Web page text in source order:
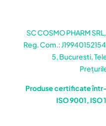
SC COSMO PHARM
Reg. Com.:
5, Bucuresti,
Produse certificate
ISO 9001, ISO